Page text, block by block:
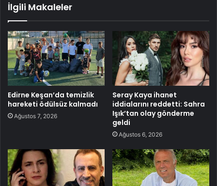
İlgili Makaleler
Edirne Keşan’da temizlik
hareketi ödülsüz kalmadı
Ağustos 7, 2026
Seray Kaya ihanet
iddialarını reddetti: Sahra
Işık’tan olay gönderme
geldi
Ağustos 6, 2026